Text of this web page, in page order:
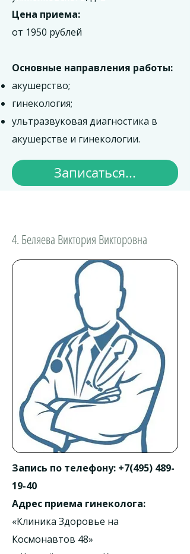
Цена приема:
от 1950 рублей
Основные направления работы:
акушерство;
гинекология;
ультразвуковая диагностика в
акушерстве и гинекологии.
Записаться...
4. Беляева Виктория Викторовна
Запись по телефону: +7(495) 489-
19-40
Адрес приема гинеколога:
«Клиника Здоровье на
Космонавтов 48»